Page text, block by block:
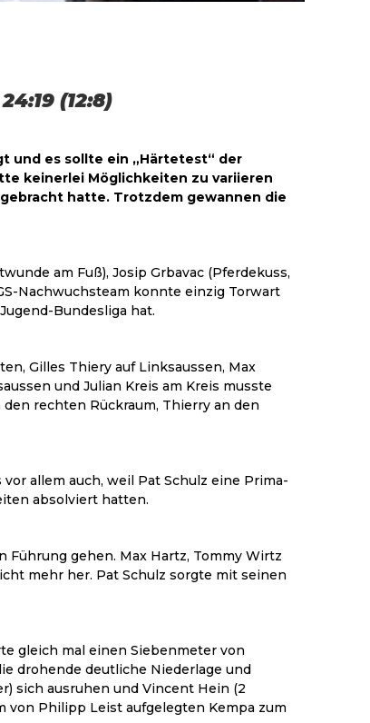
(12:8)
und es sollte ein „Härtetest“ der
keinerlei Möglichkeiten zu variieren
hatte. Trotzdem gewannen die
am Fuß), Josip Grbavac (Pferdekuss,
Nachwuchsteam konnte einzig Torwart
Bundesliga hat.
Gilles Thiery auf Linksaussen, Max
und Julian Kreis am Kreis musste
rechten Rückraum, Thierry an den
allem auch, weil Pat Schulz eine Prima-
absolviert hatten.
Führung gehen. Max Hartz, Tommy Wirtz
mehr her. Pat Schulz sorgte mit seinen
gleich mal einen Siebenmeter von
drohende deutliche Niederlage und
sich ausruhen und Vincent Hein (2
von Philipp Leist aufgelegten Kempa zum